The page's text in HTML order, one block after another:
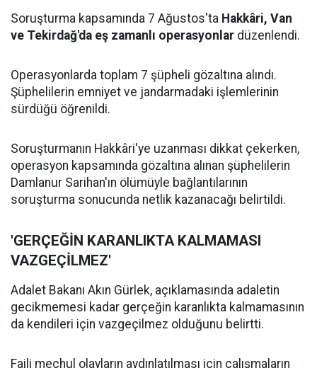
Soruşturma kapsamında 7 Ağustos'ta Hakkâri, Van
ve Tekirdağ'da eş zamanlı operasyonlar düzenlendi.
Operasyonlarda toplam 7 şüpheli gözaltına alındı.
Şüphelilerin emniyet ve jandarmadaki işlemlerinin
sürdüğü öğrenildi.
Soruşturmanın Hakkâri'ye uzanması dikkat çekerken,
operasyon kapsamında gözaltına alınan şüphelilerin
Damlanur Sarihan'ın ölümüyle bağlantılarının
soruşturma sonucunda netlik kazanacağı belirtildi.
'GERÇEĞİN KARANLIKTA KALMAMASI
VAZGEÇİLMEZ'
Adalet Bakanı Akın Gürlek, açıklamasında adaletin
gecikmemesi kadar gerçeğin karanlıkta kalmamasının
da kendileri için vazgeçilmez olduğunu belirtti.
Faili meçhul olayların aydınlatılması için çalışmaların